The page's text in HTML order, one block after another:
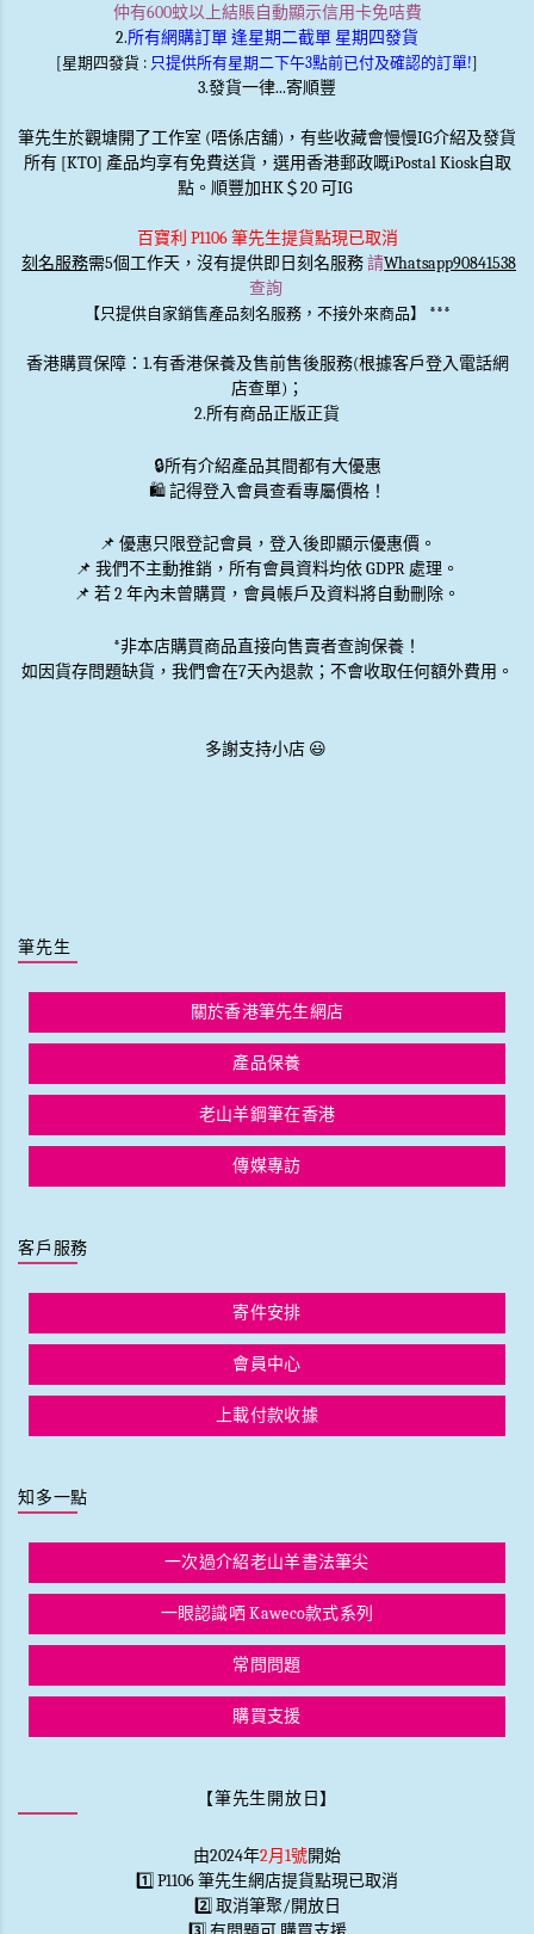
仲有600蚊以上結賬自動顯示信用卡免咭費
2.所有網購訂單 逢星期二截單 星期四發貨
[星期四發貨 : 只提供所有星期二下午3點前已付及確認的訂單!]
3.發貨一律...寄順豐
筆先生於觀塘開了工作室 (唔係店舖)，有些收藏會慢慢IG介紹及發貨
所有 [KTO] 產品均享有免費送貨，選用香港郵政嘅iPostal Kiosk自取
點。順豐加HK＄20 可IG
百寶利 P1106 筆先生提貨點現已取消
刻名服務需5個工作天，沒有提供即日刻名服務請Whatsapp90841538
查詢
【只提供自家銷售產品刻名服務，不接外來商品】 ***
香港購買保障：1.有香港保養及售前售後服務(根據客戶登入電話網
店查單)；
2.所有商品正版正貨
🔒所有介紹產品其間都有大優惠
🛍️ 記得登入會員查看專屬價格！
📌 優惠只限登記會員 ，登入後即顯示優惠價。
📌 我們不主動推銷 ，所有會員資料均依 GDPR 處理。
📌 若 2 年內未曾購買，會員帳戶及資料將自動刪除。
*非本店購買商品直接向售賣者查詢保養！
如因貨存問題缺貨，我們會在7天內退款；不會收取任何額外費用。
多謝支持小店 😃
筆先生
關於香港筆先生網店
產品保養
老山羊鋼筆在香港
傳媒專訪
客戶服務
寄件安排
會員中心
上載付款收據
知多一點
一次過介紹老山羊書法筆尖
一眼認識哂 Kaweco款式系列
常問問題
購買支援
【筆先生開放日】
由2024年2月1號開始
1️⃣ P1106 筆先生網店提貨點現已取消
2️⃣ 取消筆聚/開放日